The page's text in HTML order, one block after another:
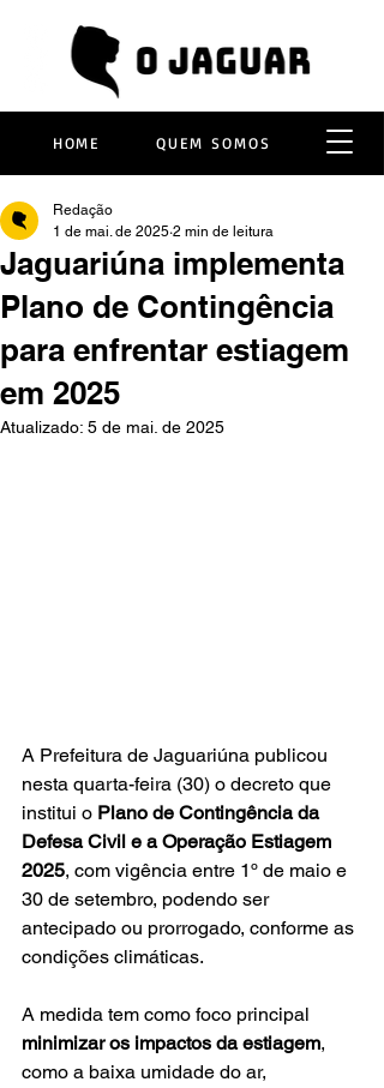
HOME QUEM SOMOS
Jaguariúna implementa
Plano de Contingência
para enfrentar estiagem
em 2025
Redação
1 de mai. de 2025 2 min de leitura
Atualizado: 5 de mai. de 2025
A Prefeitura de Jaguariúna publicou
nesta quarta-feira (30) o decreto que
institui o Plano de Contingência da
Defesa Civil e a Operação Estiagem
2025, com vigência entre 1º de maio e
30 de setembro, podendo ser
antecipado ou prorrogado, conforme as
condições climáticas.
A medida tem como foco principal
minimizar os impactos da estiagem,
como a baixa umidade do ar,